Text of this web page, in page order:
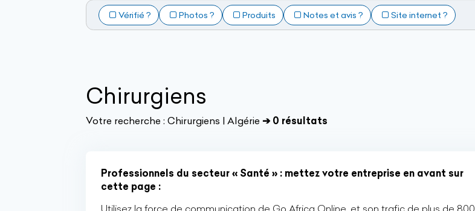
Vérifié ? Photos ? Produits Notes et avis ? Site internet ?
Chirurgiens
Votre recherche : Chirurgiens | Algérie ➔ 0 résultats
Professionnels du secteur « Santé » : mettez votre entreprise en avant sur
cette page :
Utilisez la force de communication de Go Africa Online, et son trafic de plus de 800